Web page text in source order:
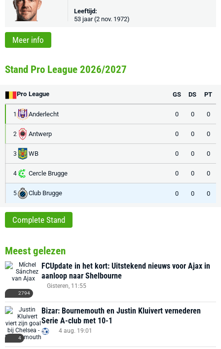
Leeftijd:
53 jaar (2 nov. 1972)
Meer info
Stand Pro League 2026/2027
Pro League GS DS PT
1 Anderlecht 0 0 0
2 Antwerp 0 0 0
3 WB 0 0 0
4 Cercle Brugge 0 0 0
5 Club Brugge 0 0 0
Complete Stand
Meest gelezen
2794
FCUpdate in het kort: Uitstekend nieuws voor Ajax in
aanloop naar Shelbourne
Gisteren, 11:55
4
Bizar: Bournemouth en Justin Kluivert vernederen
Serie A-club met 10-1
4 aug. 19:01